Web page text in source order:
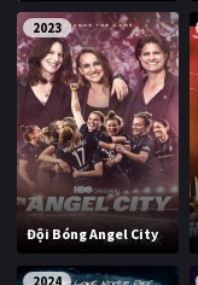
2023
Đội Bóng Angel City
2024